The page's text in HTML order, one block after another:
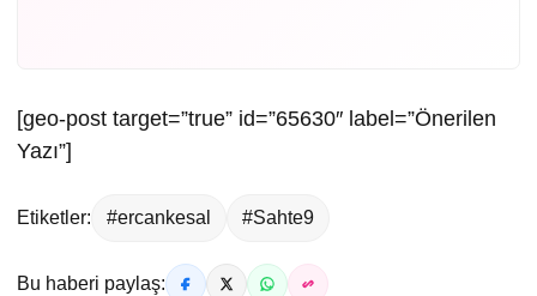
[geo-post target=”true” id=”65630″ label=”Önerilen
Yazı”]
Etiketler: #ercankesal #Sahte9
Bu haberi paylaş: